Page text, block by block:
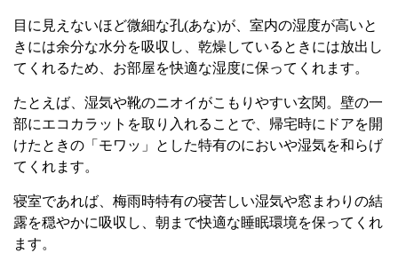
目に見えないほど微細な孔(あな)が、室内の湿度が高いと
きには余分な水分を吸収し、乾燥しているときには放出し
てくれるため、お部屋を快適な湿度に保ってくれます。
たとえば、湿気や靴のニオイがこもりやすい玄関。壁の一
部にエコカラットを取り入れることで、帰宅時にドアを開
けたときの「モワッ」とした特有のにおいや湿気を和らげ
てくれます。
寝室であれば、梅雨時特有の寝苦しい湿気や窓まわりの結
露を穏やかに吸収し、朝まで快適な睡眠環境を保ってくれ
ます。